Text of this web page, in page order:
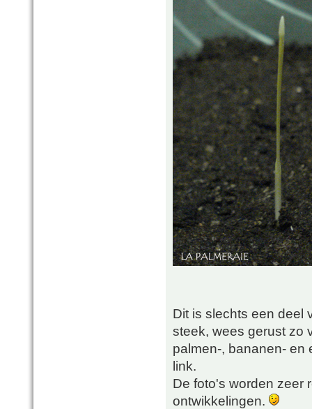
Dit is slechts een deel
steek, wees gerust zo
palmen-, bananen- en
link.
De foto's worden zeer
ontwikkelingen.